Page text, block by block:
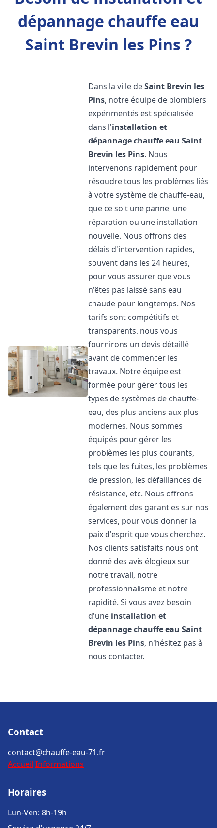
dépannage chauffe eau
Saint Brevin les Pins ?
Dans la ville deSaint Brevin les
Pins, notre équipe de plombiers
expérimentés est spécialisée
dans l'installation et
dépannage chauffe eau Saint
Brevin les Pins. Nous
intervenons rapidement pour
résoudre tous les problèmes liés
à votre système de chauffe-eau,
que ce soit une panne, une
réparation ou une installation
nouvelle. Nous offrons des
délais d'intervention rapides,
souvent dans les 24 heures,
pour vous assurer que vous
n'êtes pas laissé sans eau
chaude pour longtemps. Nos
tarifs sont compétitifs et
transparents, nous vous
fournirons un devis détaillé
avant de commencer les
travaux. Notre équipe est
formée pour gérer tous les
types de systèmes de chauffe-
eau, des plus anciens aux plus
modernes. Nous sommes
équipés pour gérer les
problèmes les plus courants,
tels que les fuites, les problèmes
de pression, les défaillances de
résistance, etc. Nous offrons
également des garanties sur nos
services, pour vous donner la
paix d'esprit que vous cherchez.
Nos clients satisfaits nous ont
donné des avis élogieux sur
notre travail, notre
professionnalisme et notre
rapidité. Si vous avez besoin
d'une installation et
dépannage chauffe eau Saint
Brevin les Pins, n'hésitez pas à
nous contacter.
Contact
contact@chauffe-eau-71.fr
Accueil Informations
Horaires
Lun-Ven: 8h-19h